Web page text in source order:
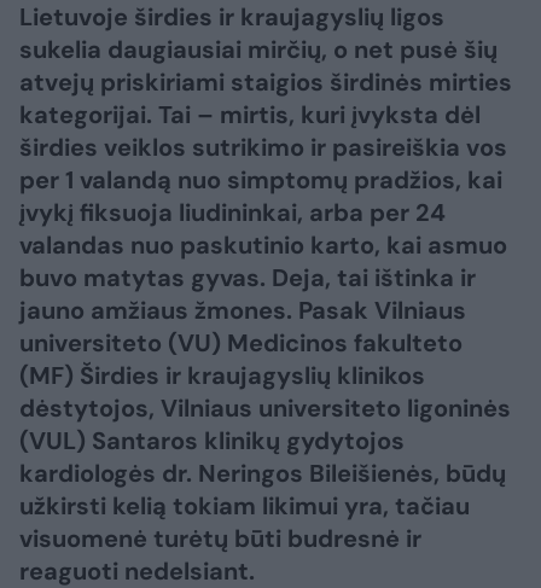
Lietuvoje širdies ir kraujagyslių ligos
sukelia daugiausiai mirčių, o net pusė šių
atvejų priskiriami staigios širdinės mirties
kategorijai. Tai – mirtis, kuri įvyksta dėl
širdies veiklos sutrikimo ir pasireiškia vos
per 1 valandą nuo simptomų pradžios, kai
įvykį fiksuoja liudininkai, arba per 24
valandas nuo paskutinio karto, kai asmuo
buvo matytas gyvas. Deja, tai ištinka ir
jauno amžiaus žmones. Pasak Vilniaus
universiteto (VU) Medicinos fakulteto
(MF) Širdies ir kraujagyslių klinikos
dėstytojos, Vilniaus universiteto ligoninės
(VUL) Santaros klinikų gydytojos
kardiologės dr. Neringos Bileišienės, būdų
užkirsti kelią tokiam likimui yra, tačiau
visuomenė turėtų būti budresnė ir
reaguoti nedelsiant.